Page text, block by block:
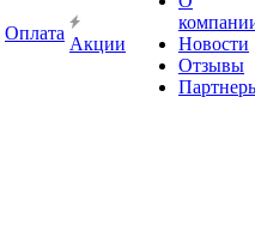
Оплата
Акции
Новости
Отзывы